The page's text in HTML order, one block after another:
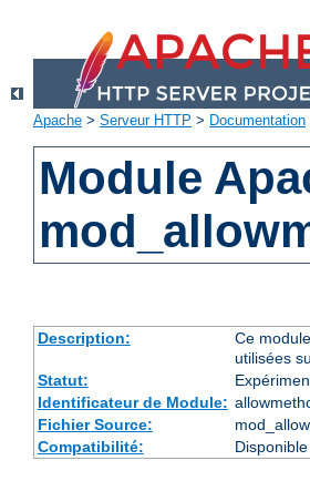
Apache > Serveur HTTP > Documentation
Module
Description:
Ce
utilisées
Statut:
Identificateur de Module:
Fichier Source:
Compatibilité: